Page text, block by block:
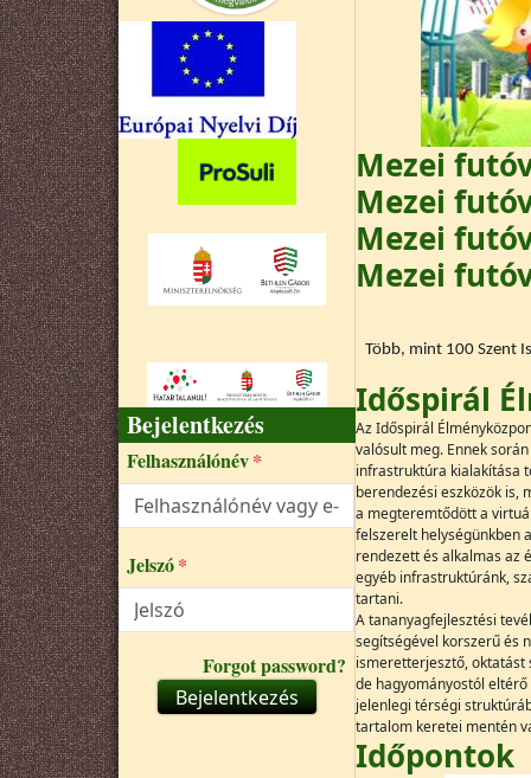
Bejelentkezés
Felhasználónév
Jelszó
Forgot password?
Bejelentkezés
Mezei
Mezei
Mezei
Mezei
Több, mint 100 Szent
Időspirál
Az Időspirál
valósult meg. Ennek
infrastruktúra kialakítása
berendezési eszközök is,
a megteremtődött a
felszerelt helységünkben
rendezett és alkalmas az
egyéb infrastruktúránk,
tartani.
A tananyagfejlesztési
segítségével korszerű és
ismeretterjesztő, oktatást
de hagyományostól
jelenlegi térségi
tartalom keretei mentén
Időpontok